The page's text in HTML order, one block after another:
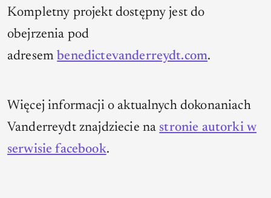
Kompletny projekt dostępny jest do
obejrzenia pod
adresem benedictevanderreydt.com.
Więcej informacji o aktualnych dokonaniach
Vanderreydt znajdziecie na stronie autorki w
serwisie facebook.